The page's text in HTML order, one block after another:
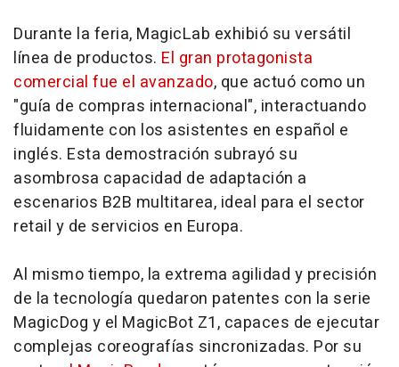
Durante la feria, MagicLab exhibió su versátil
línea de productos. El gran protagonista
comercial fue el avanzado, que actuó como un
"guía de compras internacional", interactuando
fluidamente con los asistentes en español e
inglés. Esta demostración subrayó su
asombrosa capacidad de adaptación a
escenarios B2B multitarea, ideal para el sector
retail y de servicios en Europa.
Al mismo tiempo, la extrema agilidad y precisión
de la tecnología quedaron patentes con la serie
MagicDog y el MagicBot Z1, capaces de ejecutar
complejas coreografías sincronizadas. Por su